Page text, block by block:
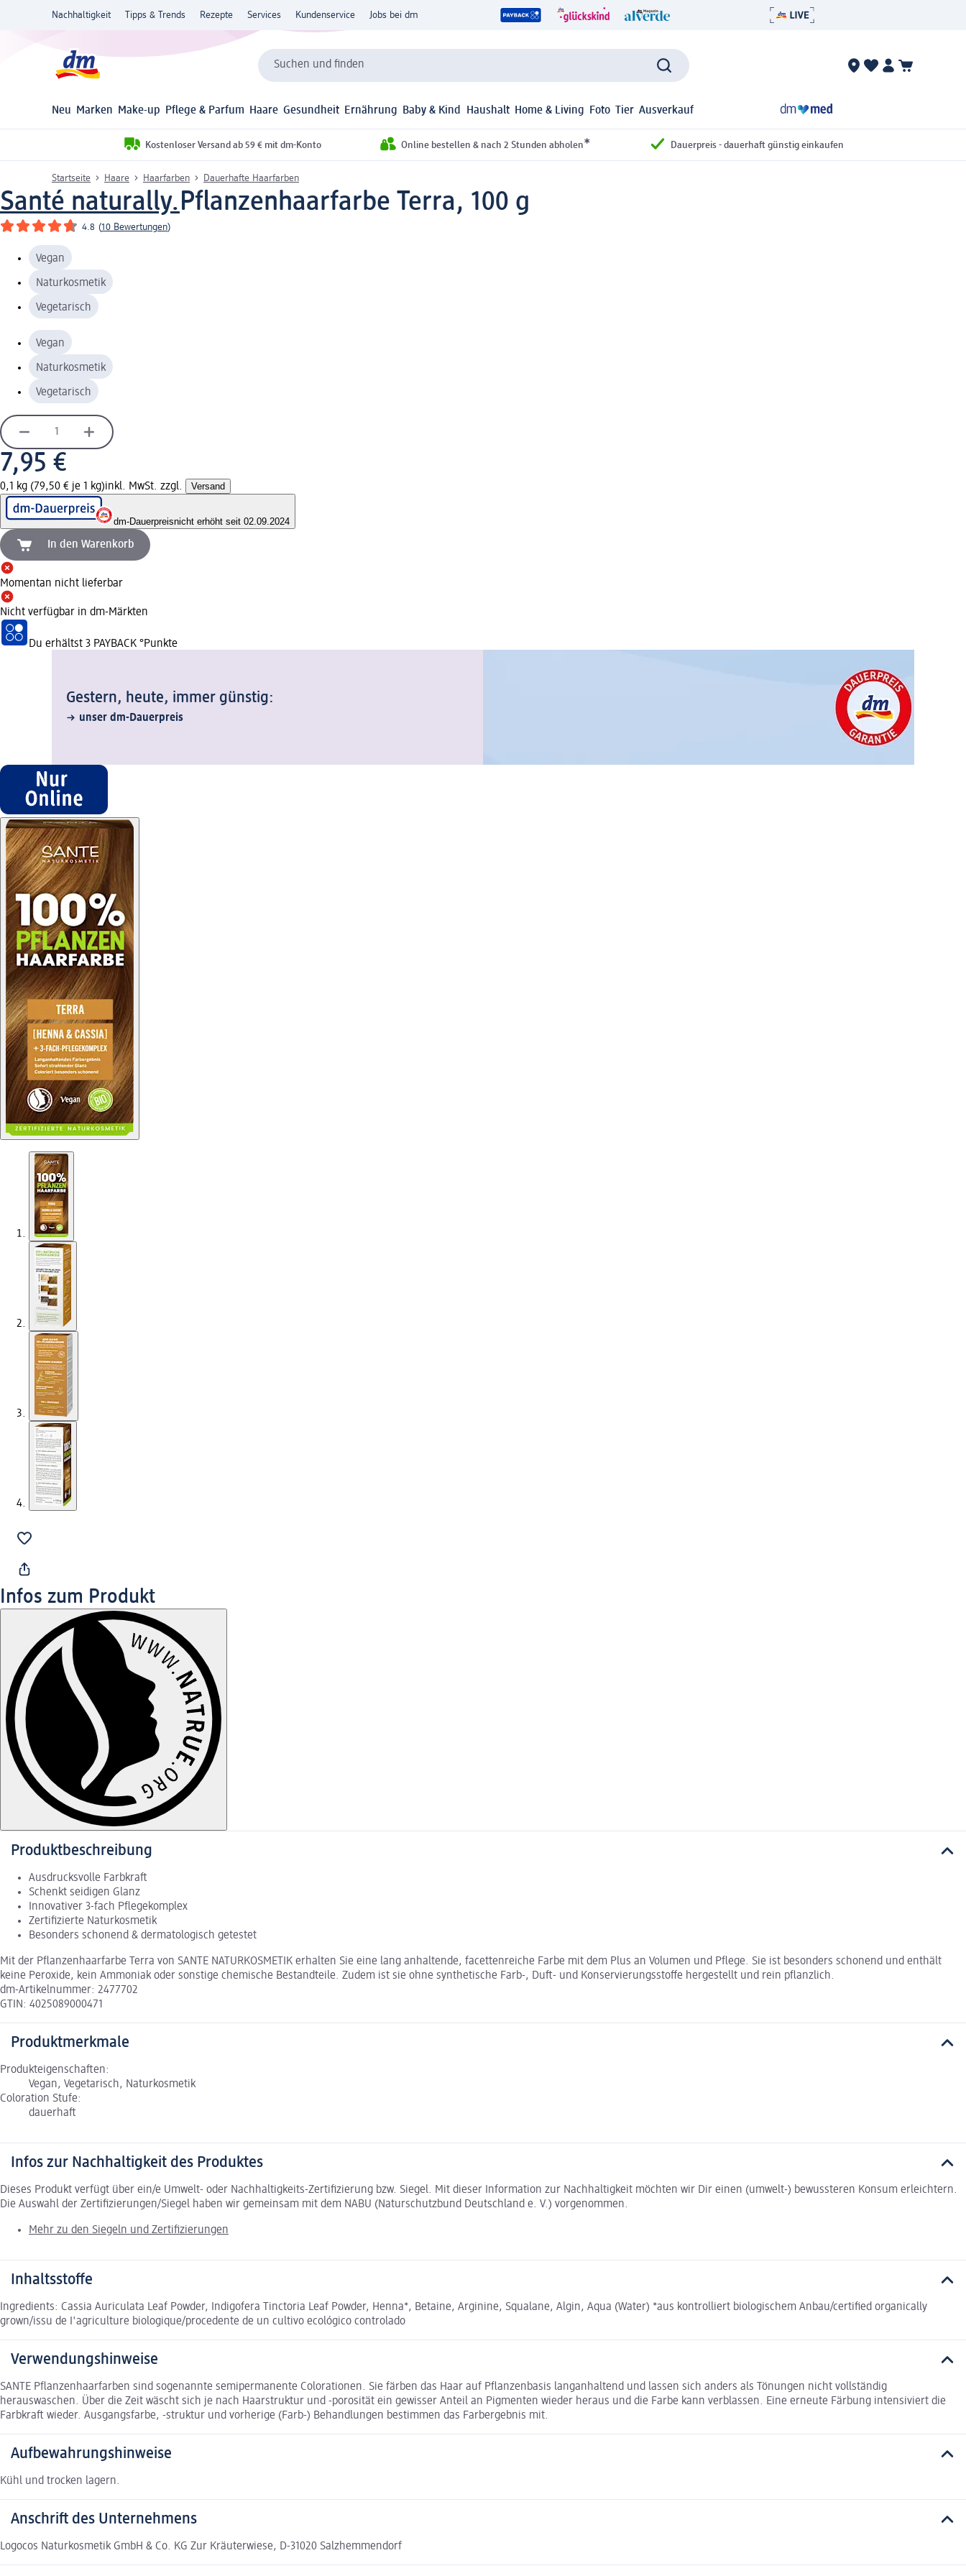
Nachhaltigkeit Tipps & Trends Rezepte Services Kundenservice Jobs bei dm
Suchen und finden
Neu Marken Make-up Pflege & Parfum Haare Gesundheit Ernährung Baby & Kind Haushalt Home & Living Foto Tier Ausverkauf
Kostenloser Versand ab 59 € mit dm-Konto Online bestellen & nach 2 Stunden abholen* Dauerpreis - dauerhaft günstig einkaufen
Startseite Haare Haarfarben Dauerhafte Haarfarben
Santé naturally.Pflanzenhaarfarbe Terra, 100 g
4.8 (10 Bewertungen)
Vegan
Naturkosmetik
Vegetarisch
Vegan
Naturkosmetik
Vegetarisch
7,95 €
0,1 kg (79,50 € je 1 kg)inkl. MwSt. zzgl. Versand
dm-Dauerpreisnicht erhöht seit 02.09.2024
In den Warenkorb
Momentan nicht lieferbar
Nicht verfügbar in dm-Märkten
Du erhältst 3 PAYBACK °Punkte
Gestern, heute, immer günstig:
unser dm-Dauerpreis
Infos zum Produkt
Produktbeschreibung
Ausdrucksvolle Farbkraft
Schenkt seidigen Glanz
Innovativer 3-fach Pflegekomplex
Zertifizierte Naturkosmetik
Besonders schonend & dermatologisch getestet
Mit der Pflanzenhaarfarbe Terra von SANTE NATURKOSMETIK erhalten Sie eine lang anhaltende, facettenreiche Farbe mit dem Plus an Volumen und Pflege. Sie ist besonders schonend und enthält
keine Peroxide, kein Ammoniak oder sonstige chemische Bestandteile. Zudem ist sie ohne synthetische Farb-, Duft- und Konservierungsstoffe hergestellt und rein pflanzlich.
dm-Artikelnummer: 2477702
GTIN: 4025089000471
Produktmerkmale
Produkteigenschaften:
Vegan, Vegetarisch, Naturkosmetik
Coloration Stufe:
dauerhaft
Infos zur Nachhaltigkeit des Produktes
Dieses Produkt verfügt über ein/e Umwelt- oder Nachhaltigkeits-Zertifizierung bzw. Siegel. Mit dieser Information zur Nachhaltigkeit möchten wir Dir einen (umwelt-) bewussteren Konsum erleichtern.
Die Auswahl der Zertifizierungen/Siegel haben wir gemeinsam mit dem NABU (Naturschutzbund Deutschland e. V.) vorgenommen.
Mehr zu den Siegeln und Zertifizierungen
Inhaltsstoffe
Ingredients: Cassia Auriculata Leaf Powder, Indigofera Tinctoria Leaf Powder, Henna*, Betaine, Arginine, Squalane, Algin, Aqua (Water) *aus kontrolliert biologischem Anbau/certified organically
grown/issu de I'agriculture biologique/procedente de un cultivo ecológico controlado
Verwendungshinweise
SANTE Pflanzenhaarfarben sind sogenannte semipermanente Colorationen. Sie färben das Haar auf Pflanzenbasis langanhaltend und lassen sich anders als Tönungen nicht vollständig
herauswaschen. Über die Zeit wäscht sich je nach Haarstruktur und -porosität ein gewisser Anteil an Pigmenten wieder heraus und die Farbe kann verblassen. Eine erneute Färbung intensiviert die
Farbkraft wieder. Ausgangsfarbe, -struktur und vorherige (Farb-) Behandlungen bestimmen das Farbergebnis mit.
Aufbewahrungshinweise
Kühl und trocken lagern.
Anschrift des Unternehmens
Logocos Naturkosmetik GmbH & Co. KG Zur Kräuterwiese, D-31020 Salzhemmendorf